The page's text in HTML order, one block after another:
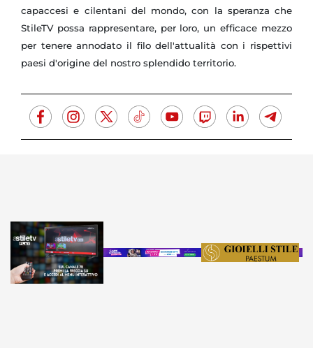
capaccesi e cilentani del mondo, con la speranza che
StileTV possa rappresentare, per loro, un efficace mezzo
per tenere annodato il filo dell'attualità con i rispettivi
paesi d'origine del nostro splendido territorio.